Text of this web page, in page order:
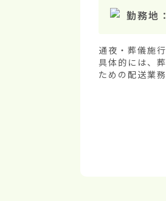
勤務地：
通夜・葬儀施
具体的には、
ための配送業